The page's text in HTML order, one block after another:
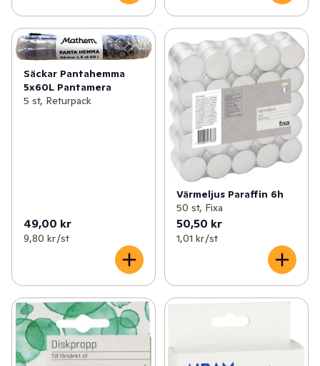
Säckar Pantahemma
5x60L Pantamera
5 st, Returpack
49,00 kr
9,80 kr /st
Värmeljus Paraffin 6h
50 st, Fixa
50,50 kr
1,01 kr /st